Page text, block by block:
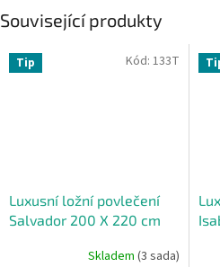
Související produkty
Tip
Luxusní ložní povlečení
Salvador 200 X 220 cm
Skladem (3 sada)
Kód: 133T